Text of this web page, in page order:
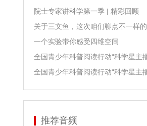
院士专家讲科学第一季 | 精彩回顾
关于三文鱼，这次咱们聊点不一样的
一个实验带你感受四维空间
推荐音频